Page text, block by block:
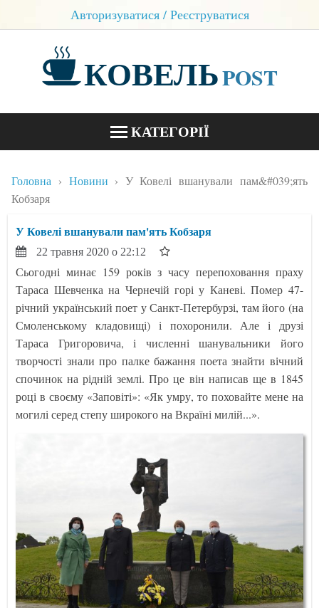
Авторизуватися / Реєструватися
КОВЕЛЬPOST
КАТЕГОРІЇ
КОНТАКТИ
Головна Новини
У Ковелі вшанували пам&#039;ять
Кобзаря
У Ковелі вшанували пам'ять Кобзаря
22 травня 2020 о 22:12
Сьогодні минає 159 років з часу перепоховання праху
Тараса Шевченка на Чернечій горі у Каневі. Помер 47-
річний український поет у Санкт-Петербурзі, там його (на
Смоленському кладовищі) і похоронили. Але і друзі
Тараса Григоровича, і численні шанувальники його
творчості знали про палке бажання поета знайти вічний
спочинок на рідній землі. Про це він написав ще в 1845
році в своєму «Заповіті»: «Як умру, то поховайте мене на
могилі серед степу широкого на Вкраїні милій...».